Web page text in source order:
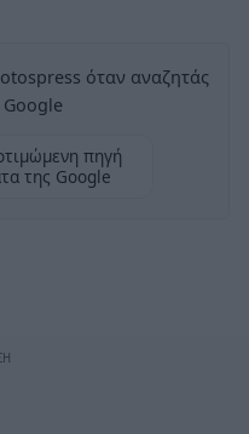
όταν αναζητάς
Google
πηγή
της Google